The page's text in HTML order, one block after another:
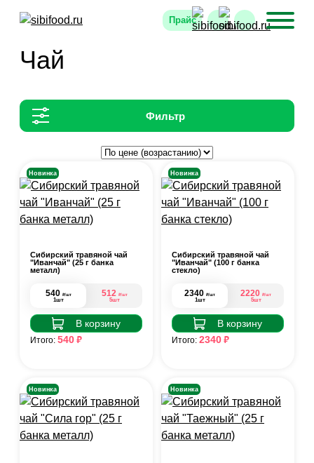
Прайс
Чай
Фильтр
Новинка
Сибирский травяной чай
"Иванчай" (25 г банка
металл)
540 ₽/шт
1шт
512 ₽/шт
5шт
В корзину
Итого: 540₽
Новинка
Сибирский травяной чай
"Иванчай" (100 г банка
стекло)
2340 ₽/шт
1шт
2220 ₽/шт
5шт
В корзину
Итого: 2340₽
Новинка Новинка